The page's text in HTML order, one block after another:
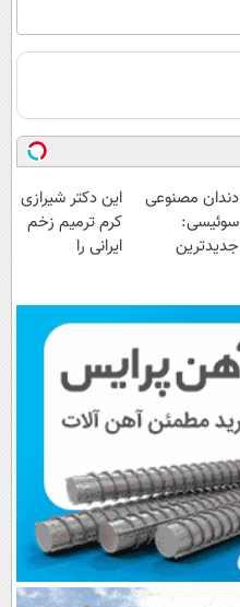
دندان مصنوعی
سوئیسی:
جدیدترین
پرداخت قسطی
این دکتر شیرازی
کرم ترمیم زخم
ایرانی را